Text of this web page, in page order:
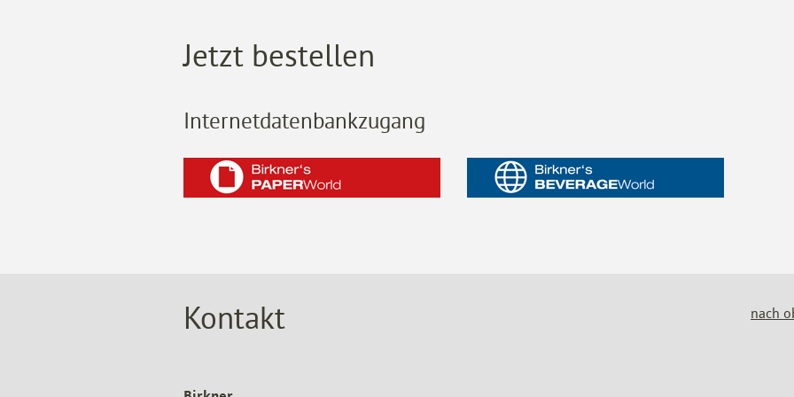
Jetzt bestellen
Internetdatenbankzugang
nach
Kontakt